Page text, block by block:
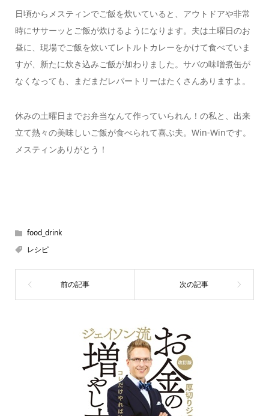
日頃からメスティンでご飯を炊いていると、アウトドアや非常
時にササーッとご飯が炊けるようになります。夫は土曜日のお
昼に、現場でご飯を炊いてレトルトカレーをかけて食べていま
すが、新たに炊き込みご飯が加わりました。サバの味噌煮缶が
なくなっても、まだまだレパートリーはたくさんありますよ。
休みの土曜日までお弁当なんて作っていられん！の私と、出来
立て熱々の美味しいご飯が食べられて喜ぶ夫。Win-Winです。
メスティンありがとう！
food_drink
レシピ